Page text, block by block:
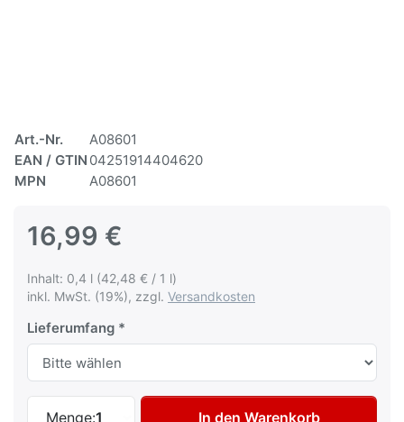
Art.-Nr.
A08601
EAN / GTIN 04251914404620
MPN
A08601
16,99 €
Inhalt: 0,4 l (42,48 € / 1 l)
inkl. MwSt. (19%), zzgl. Versandkosten
Lieferumfang
Menge:1
Autolack Spraydose für Honda NH700M
In den Warenkorb